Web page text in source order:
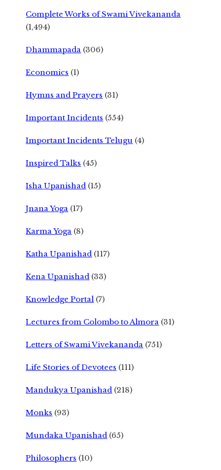
Complete Works of Swami Vivekananda
(1,494)
Dhammapada (306)
Economics (1)
Hymns and Prayers (31)
Important Incidents (554)
Important Incidents Telugu (4)
Inspired Talks (45)
Isha Upanishad (15)
Jnana Yoga (17)
Karma Yoga (8)
Katha Upanishad (117)
Kena Upanishad (33)
Knowledge Portal (7)
Lectures from Colombo to Almora (31)
Letters of Swami Vivekananda (751)
Life Stories of Devotees (111)
Mandukya Upanishad (218)
Monks (93)
Mundaka Upanishad (65)
Philosophers (10)